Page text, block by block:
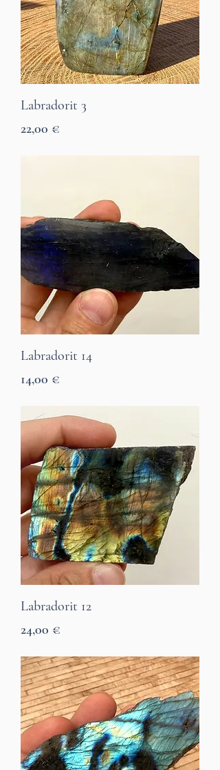
Labradorit 3
Preis
22,00 €
Labradorit 14
Preis
14,00 €
Labradorit 12
Preis
24,00 €